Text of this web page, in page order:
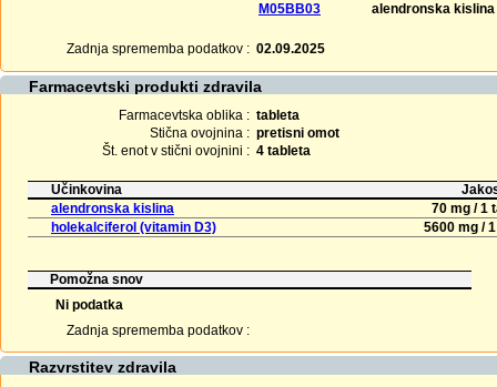
M05BB03
alendronska
Zadnja sprememba podatkov : 02.09.2025
Farmacevtski produkti zdravila
Farmacevtska oblika : tableta
Stična ovojnina : pretisni omot
Št. enot v stični ovojnini : 4 tableta
Učinkovina
alendronska kislina
70 mg / 1
holekalciferol (vitamin D3)
5600 mg /
Pomožna snov
Ni podatka
Zadnja sprememba podatkov :
Razvrstitev zdravila